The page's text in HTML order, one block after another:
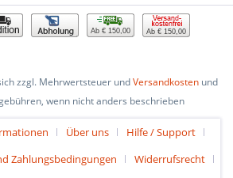
Ab € 150,00 Ab € 150,00
zzgl. Mehrwertsteuer undVersandkostenund
wenn nicht anders beschrieben
Über uns
Hilfe / Support
Zahlungsbedingungen
Widerrufsrecht